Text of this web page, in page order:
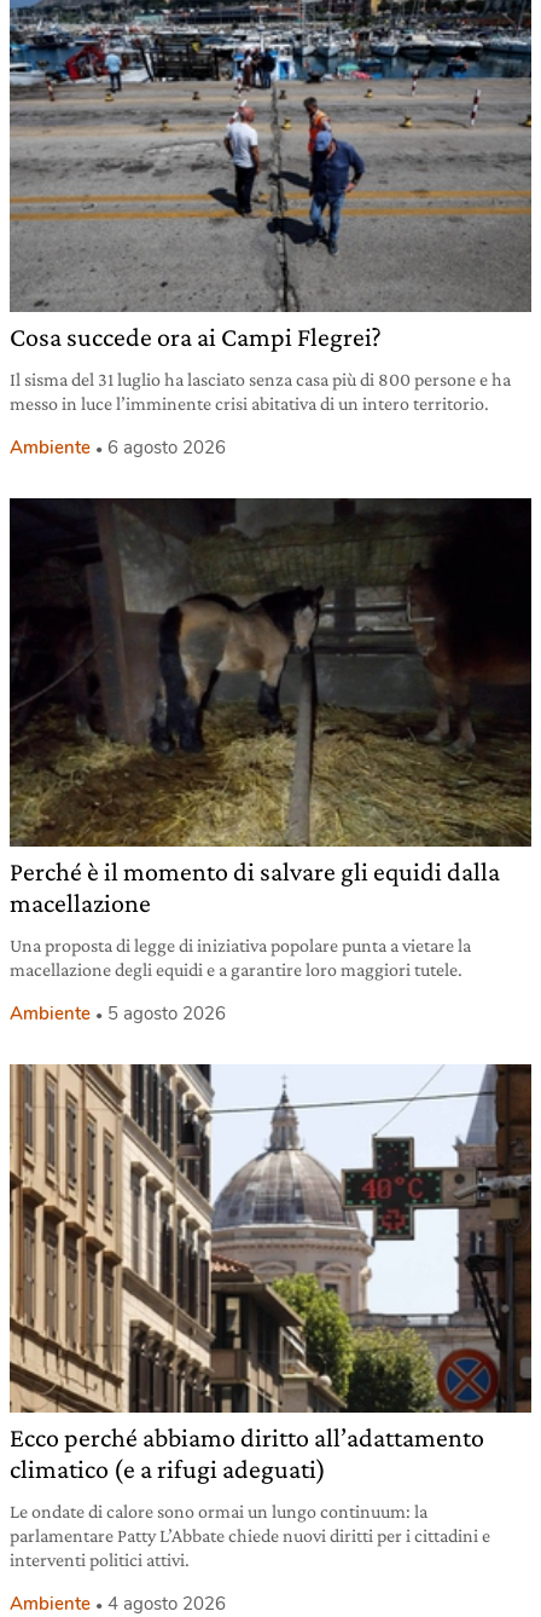
Cosa succede ora ai Campi Flegrei?
Il sisma del 31 luglio ha lasciato senza casa più di 800 persone e ha
messo in luce l’imminente crisi abitativa di un intero territorio.
Ambiente 6 agosto 2026
Perché è il momento di salvare gli equidi dalla
macellazione
Una proposta di legge di iniziativa popolare punta a vietare la
macellazione degli equidi e a garantire loro maggiori tutele.
Ambiente 5 agosto 2026
Ecco perché abbiamo diritto all’adattamento
climatico (e a rifugi adeguati)
Le ondate di calore sono ormai un lungo continuum: la
parlamentare Patty L’Abbate chiede nuovi diritti per i cittadini e
interventi politici attivi.
Ambiente 4 agosto 2026